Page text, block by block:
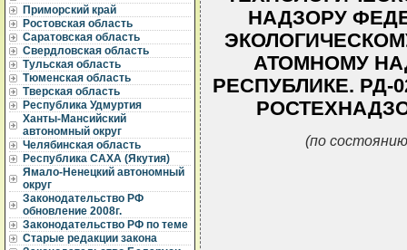
Приморский край
Ростовская область
Саратовская область
Свердловская область
Тульская область
Тюменская область
Тверская область
Республика Удмуртия
Ханты-Мансийский
автономный округ
Челябинская область
Республика САХА (Якутия)
Ямало-Ненецкий автономный
округ
Законодательство РФ
обновление 2008г.
Законодательство РФ по теме
Старые редакции закона
НАДЗОРУ
АТОМНОМУ
РЕСПУБЛИКЕ. РД-
(по